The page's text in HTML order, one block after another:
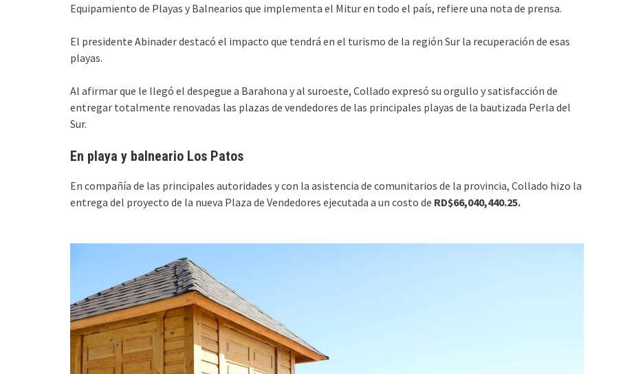
Equipamiento de Playas y Balnearios que implementa el Mitur en todo el país, refiere una nota de prensa.
El presidente Abinader destacó el impacto que tendrá en el turismo de la región Sur la recuperación de esas
playas.
Al afirmar que le llegó el despegue a Barahona y al suroeste, Collado expresó su orgullo y satisfacción de
entregar totalmente renovadas las plazas de vendedores de las principales playas de la bautizada Perla del
Sur.
En playa y balneario Los Patos
En compañía de las principales autoridades y con la asistencia de comunitarios de la provincia, Collado hizo la
entrega del proyecto de la nueva Plaza de Vendedores ejecutada a un costo de RD$66,040,440.25.